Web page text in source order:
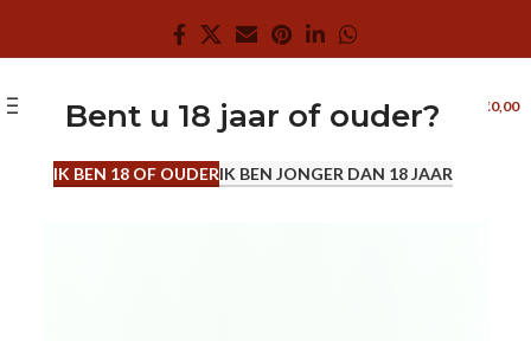
Bent u 18 jaar of ouder?
IK BEN 18 OF OUDERIK BEN JONGER DAN 18 JAAR
MENU €0,00
0.7 L